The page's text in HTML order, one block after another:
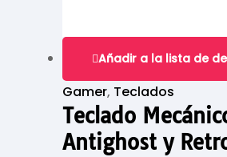
Añadir a la lista de
Gamer, Teclados
Teclado
Antighost y